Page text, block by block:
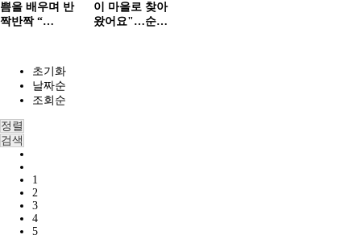
쁨을 배우며 반
짝반짝 “…
이 마을로 찾아
왔어요"…순…
초기화
날짜순
조회순
정렬
검색
1
2
3
4
5